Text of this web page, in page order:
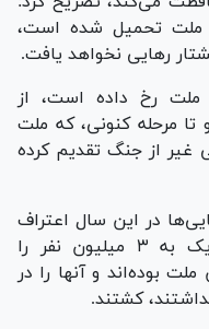
ملت تحمیل شده است،
رهایی نخواهد یافت.
ملت رخ داده است، از
تا مرحله کنونی، که ملت
غیر از جنگ تقدیم کرده
در این سال اعتراف
کردند که در ۲۰ سال گذشته نزدیک به ۳ میلیون نفر را
بوده‌اند و آنها را در
کشتند.